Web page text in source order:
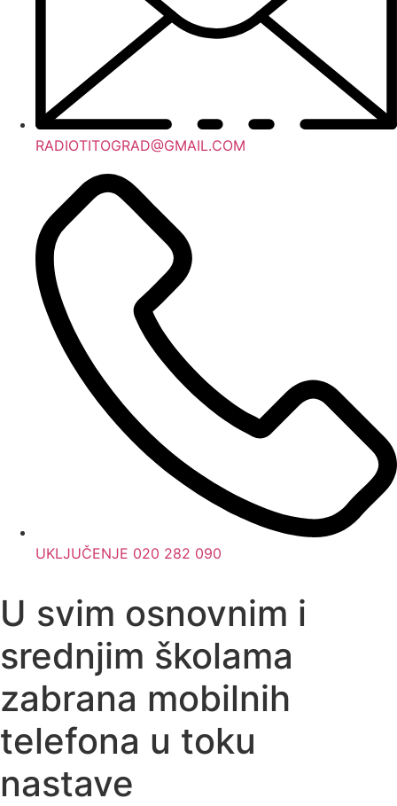
RADIOTITOGRAD@GMAIL.COM
UKLJUČENJE 020 282 090
U svim osnovnim i
srednjim školama
zabrana mobilnih
telefona u toku
nastave